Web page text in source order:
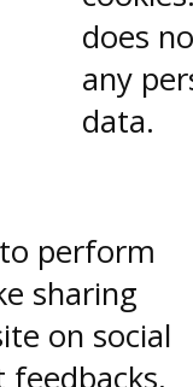
does
any
data.
perform
sharing
on social